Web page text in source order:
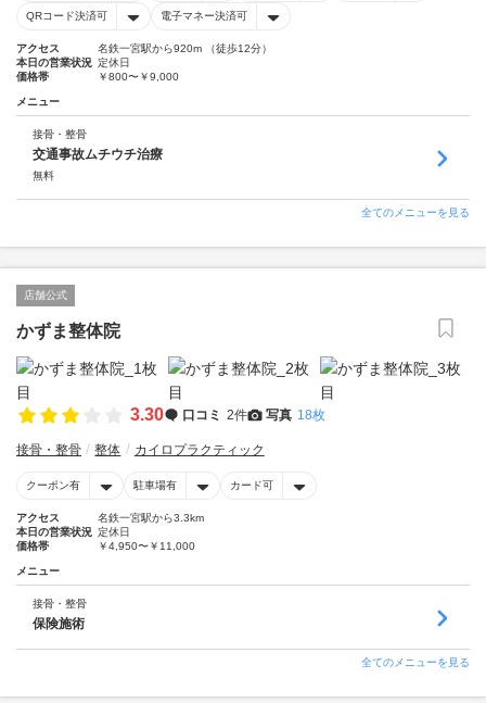
QRコード決済可 電子マネー決済可
アクセス
名鉄一宮駅から920m （徒歩12分）
本日の営業状況 定休日
価格帯
￥800〜￥9,000
メニュー
接骨・整骨
交通事故ムチウチ治療
無料
全てのメニューを見る
店舗公式
かずま整体院
3.30 口コミ 2件 写真 18枚
接骨・整骨 整体 カイロプラクティック
クーポン有 駐車場有 カード可
アクセス
名鉄一宮駅から3.3km
本日の営業状況 定休日
価格帯
￥4,950〜￥11,000
メニュー
接骨・整骨
保険施術
全てのメニューを見る